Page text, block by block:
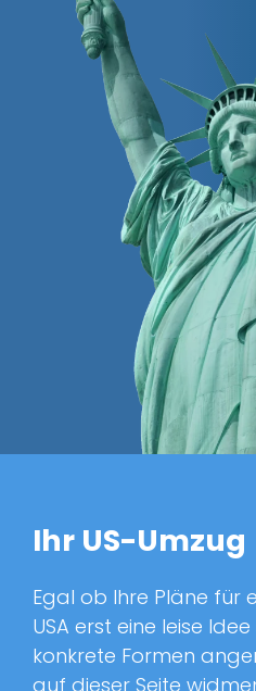
Ihr US-Umzug
Egal ob Ihre Pläne für
USA erst eine leise
konkrete Formen
auf dieser Seite